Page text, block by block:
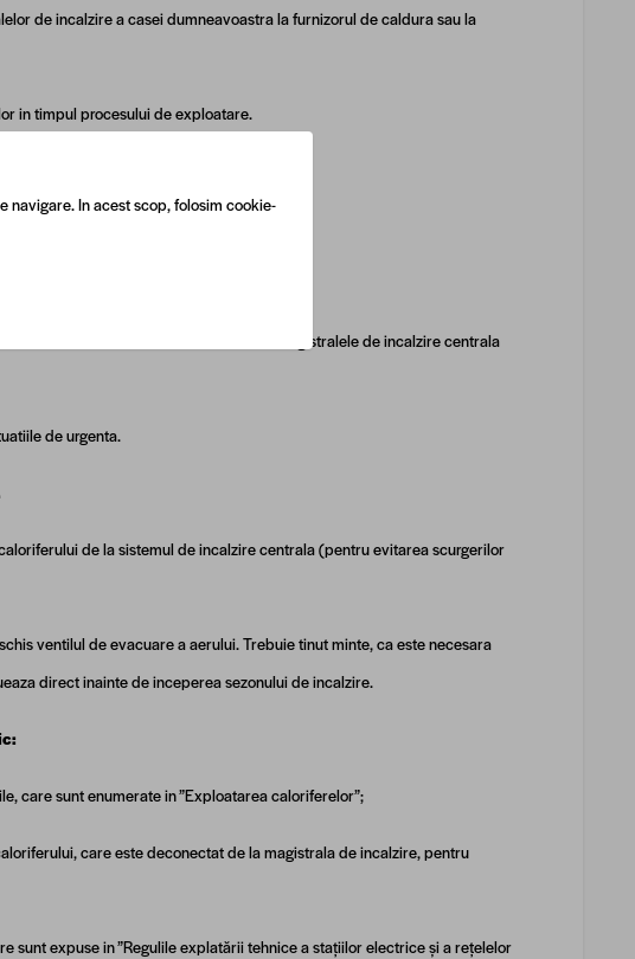
de incalzire a casei dumneavoastra la furnizorul de caldura sau la
in timpul procesului de exploatare.
perioade de exploatare.
pentru:
reziduale acumulate din magistralele de incalzire centrala
de urgenta.
de la sistemul de incalzire centrala (pentru evitarea scurgerilor
ventilul de evacuare a aerului. Trebuie tinut minte, ca este necesara
direct inainte de inceperea sezonului de incalzire.
care sunt enumerate in ”Exploatarea caloriferelor”;
care este deconectat de la magistrala de incalzire, pentru
expuse in ”Regulile explatării tehnice a stațiilor electrice și a rețelelor
navigare. In acest scop, folosim cookie-